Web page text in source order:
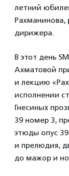
летний
Рахманинова,
дирижера.
В этот день
Ахматовой
и лекцию
исполнении
Гнесиных
39 номер 3,
этюды опус
и прелюдия,
до мажор и